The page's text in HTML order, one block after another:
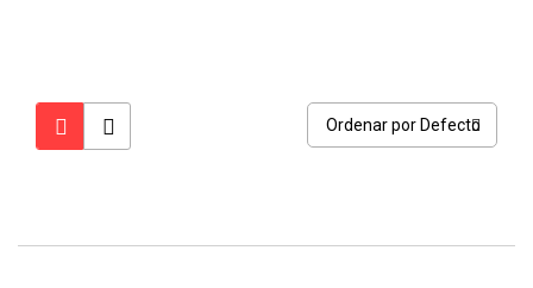
Ordenar por Defecto